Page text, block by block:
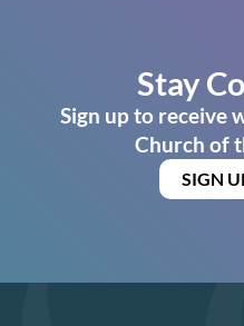
Stay
Sign up to receive
Church of
SIGN